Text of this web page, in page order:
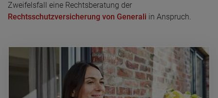
Zweifelsfall eine Rechtsberatung der
Rechtsschutzversicherung von Generali in Anspruch.